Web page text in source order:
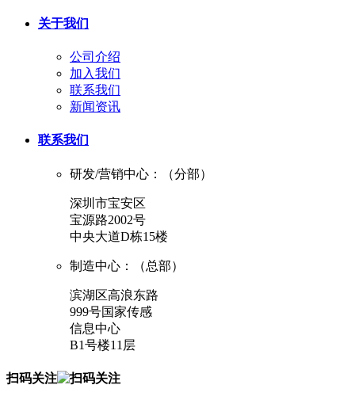
关于我们
公司介绍
加入我们
联系我们
新闻资讯
联系我们
研发/营销中心：（分部）
深圳市宝安区
宝源路2002号
中央大道D栋15楼
制造中心：（总部）
滨湖区高浪东路
999号国家传感
信息中心
B1号楼11层
扫码关注